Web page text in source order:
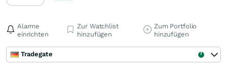
Alarme
einrichten
Zur Watchlist
hinzufügen
Zum Portfolio
hinzufügen
Tradegate